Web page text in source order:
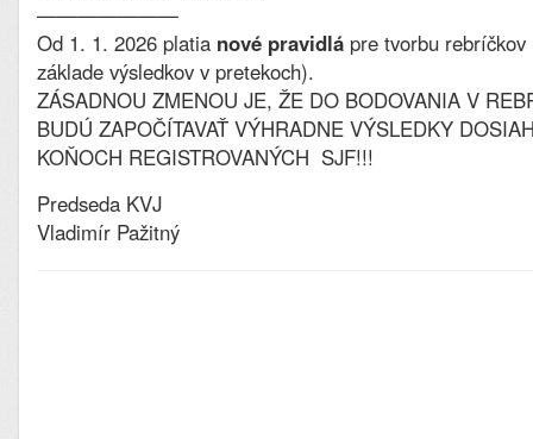
———————
Od 1. 1. 2026 platia nové pravidlá pre tvorbu rebríčkov
základe výsledkov v pretekoch).
ZÁSADNOU ZMENOU JE, ŽE DO BODOVANIA V
BUDÚ ZAPOČÍTAVAŤ VÝHRADNE VÝSLEDKY
KOŇOCH REGISTROVANÝCH SJF!!!
Predseda KVJ
Vladimír Pažitný